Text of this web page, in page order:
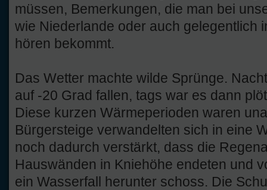
müssen, Bemerkungen, die man bei
wie Niederlande oder auch gelegentlich
hören bekommt.
Das Wetter machte wilde Sprünge.
auf -20 Grad fallen, tags war es dann
Diese kurzen Wärmeperioden waren
Bürgersteige verwandelten sich in eine
noch dadurch verstärkt, dass die
Hauswänden in Kniehöhe endeten und
ein Wasserfall herunter schoss. Die